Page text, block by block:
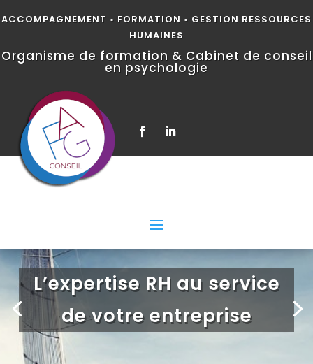
ACCOMPAGNEMENT • FORMATION • GESTION RESSOURCES
HUMAINES
Organisme de formation & Cabinet de conseil
en psychologie
L’expertise RH au service
de votre entreprise